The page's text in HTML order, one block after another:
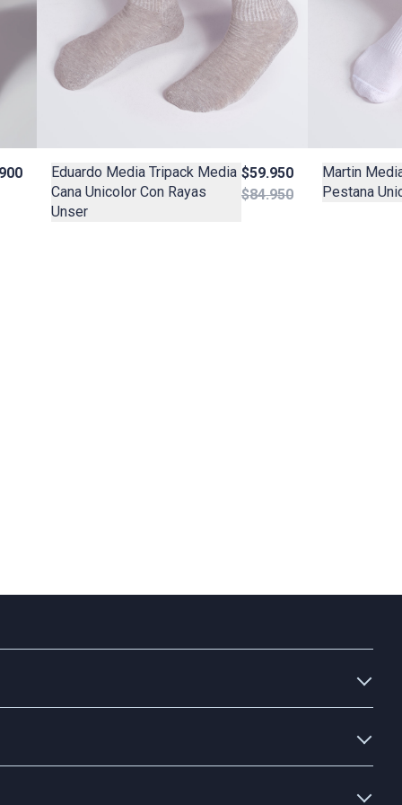
Eduardo Media Tripack Media
Cana Unicolor Con Rayas
Unser
$59.950
$84.950
Martin
Pestana